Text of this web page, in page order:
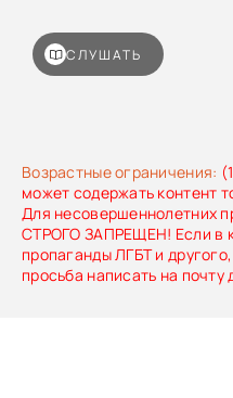
Возрастные ограничения:
может содержать контент
Для несовершеннолетних
СТРОГО ЗАПРЕЩЕН! Если в
пропаганды ЛГБТ и
просьба написать на
СЛУШАТЬ